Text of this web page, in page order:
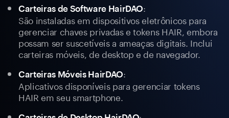
Carteiras de Software HairDAO:
São instaladas em dispositivos eletrônicos para
gerenciar chaves privadas e tokens HAIR, embora
possam ser suscetíveis a ameaças digitais. Inclui
carteiras móveis, de desktop e de navegador.
Carteiras Móveis HairDAO:
Aplicativos disponíveis para gerenciar tokens
HAIR em seu smartphone.